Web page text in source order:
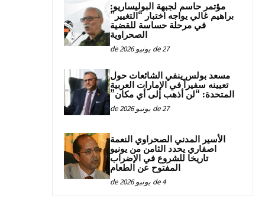
مؤتمر حاسم لجبهة البوليساريو:
براهيم غالي يواجه اختبار “التغيير”
في مرحلة حساسة للقضية
الصحراوية
27 de يونيو de 2026
مسعد بولس ينفي الشائعات حول
تعيينه سفيراً في الإمارات العربية
المتحدة: “لن أذهب إلى أي مكان”
27 de يونيو de 2026
الأسير المدني الصحراوي النعمة
اصفاري يحدد الثامن من يونيو
تاريخا للشروع في الإضراب
المفتوح عن الطعام
4 de يونيو de 2026